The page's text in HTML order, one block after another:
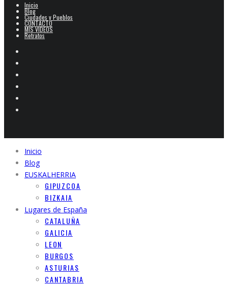
Inicio
Blog
Ciudades y Pueblos
CONTACTO
MIS VIDEOS
Retratos
Inicio
Blog
EUSKALHERRIA
GIPUZCOA
BIZKAIA
Lugares de España
CATALUÑA
GALICIA
LEON
BURGOS
ASTURIAS
CANTABRIA